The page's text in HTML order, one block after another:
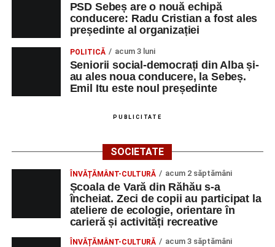
PSD Sebeș are o nouă echipă
conducere: Radu Cristian a fost ales
președinte al organizației
POLITICĂ acum 3 luni
Seniorii social-democrați din Alba și-
au ales noua conducere, la Sebeș.
Emil Itu este noul președinte
PUBLICITATE
SOCIETATE
ÎNVĂȚĂMÂNT-CULTURĂ acum 2 săptămâni
Școala de Vară din Răhău s-a
încheiat. Zeci de copii au participat la
ateliere de ecologie, orientare în
carieră și activități recreative
ÎNVĂȚĂMÂNT-CULTURĂ acum 3 săptămâni